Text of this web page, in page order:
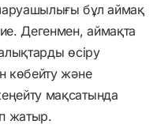
бұл аймақ
Дегенмен, аймақта
өсіру
көбейту және
мақсатында
жатыр.